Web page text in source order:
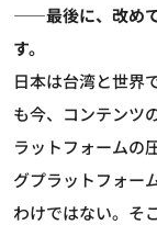
――最後に、改め
す。
日本は台湾と世界
も今、コンテンツ
ラットフォームの
グプラットフォー
わけではない。そ